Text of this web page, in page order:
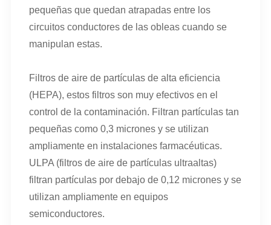
pequeñas que quedan atrapadas entre los
circuitos conductores de las obleas cuando se
manipulan estas.
Filtros de aire de partículas de alta eficiencia
(HEPA), estos filtros son muy efectivos en el
control de la contaminación. Filtran partículas tan
pequeñas como 0,3 micrones y se utilizan
ampliamente en instalaciones farmacéuticas.
ULPA (filtros de aire de partículas ultraaltas)
filtran partículas por debajo de 0,12 micrones y se
utilizan ampliamente en equipos
semiconductores.